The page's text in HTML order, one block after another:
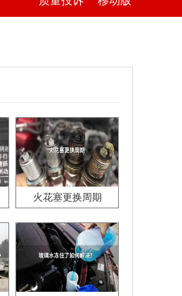
火花塞更换周期